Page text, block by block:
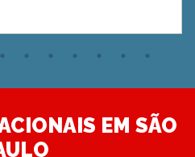
EM SÃO